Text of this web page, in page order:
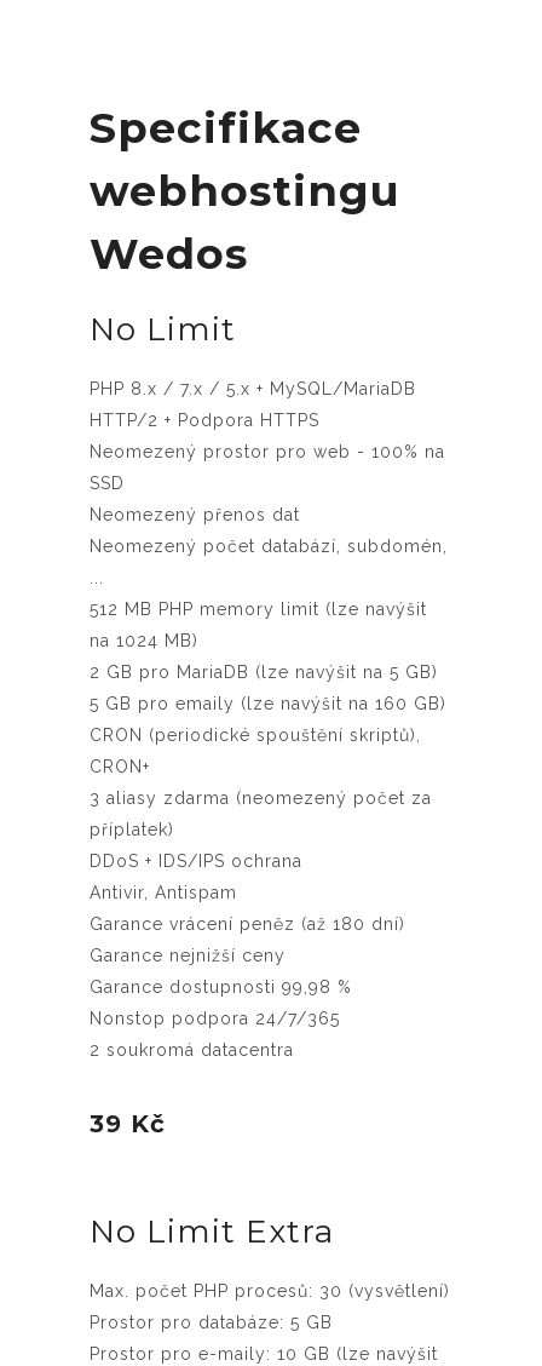
Specifikace
webhostingu
Wedos
No Limit
PHP 8.x / 7.x / 5.x + MySQL/MariaDB
HTTP/2 + Podpora HTTPS
Neomezený prostor pro web - 100% na
SSD
Neomezený přenos dat
Neomezený počet databází, subdomén,
...
512 MB PHP memory limit (lze navýšit
na 1024 MB)
2 GB pro MariaDB (lze navýšit na 5 GB)
5 GB pro emaily (lze navýšit na 160 GB)
CRON (periodické spouštění skriptů),
CRON+
3 aliasy zdarma (neomezený počet za
příplatek)
DDoS + IDS/IPS ochrana
Antivir, Antispam
Garance vrácení peněz (až 180 dní)
Garance nejnižší ceny
Garance dostupnosti 99,98 %
Nonstop podpora 24/7/365
2 soukromá datacentra
39 Kč
No Limit Extra
Max. počet PHP procesů: 30 (vysvětlení)
Prostor pro databáze: 5 GB
Prostor pro e-maily: 10 GB (lze navýšit